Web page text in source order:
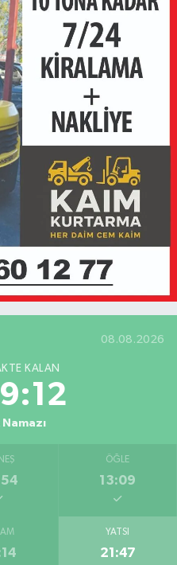
08.08.2026
KALAN
Namazı
ÖĞLE
13:09
YATSI
21:47